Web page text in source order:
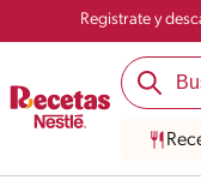
Registrate y